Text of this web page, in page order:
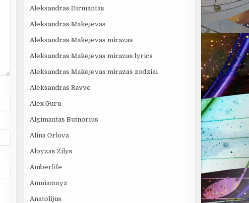
Aleksandras Dirmantas
Aleksandras Makejevas
Aleksandras Makejevas mirazas
Aleksandras Makejevas mirazas lyrics
Aleksandras Makejevas mirazas zodziai
Aleksandras Ravve
Alex Guru
Algimantas Butnorius
Alina Orlova
Aloyzas Žilys
Amberlife
Amniamnyz
Anatolijus